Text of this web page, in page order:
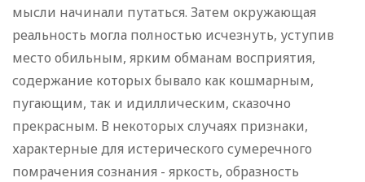
мысли начинали путаться. Затем окружающая
реальность могла полностью исчезнуть, уступив
место обильным, ярким обманам восприятия,
содержание которых бывало как кошмарным,
пугающим, так и идиллическим, сказочно
прекрасным. В некоторых случаях признаки,
характерные для истерического сумеречного
помрачения сознания - яркость, образность